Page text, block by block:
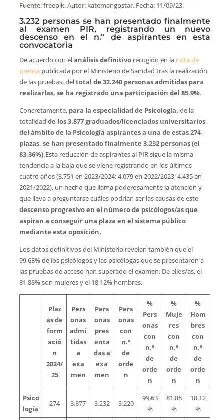
Fuente: freepik. Autor: katemangostar. Fecha: 11/09/23.
3.232 personas se han presentado finalmente
al examen PIR, registrando un nuevo
descenso en el n.º de aspirantes en esta
convocatoria
De acuerdo con elanálisis definitivo recogido en la nota de
prensa publicada por el Ministerio de Sanidad tras la realización
de las pruebas, deltotal de 32.240 personas admitidas para
realizarlas, se ha registrado una participación del 85,9%.
Concretamente, para la especialidad de Psicología, de la
totalidad de los 3.877 graduados/licenciados universitarios
del ámbito de la Psicología aspirantes a una de estas 274
plazas, se han presentado finalmente 3.232 personas (el
83,36%).Esta reducción de aspirantes al PIR sigue la misma
tendencia a la baja que se viene registrando en los últimos
cuatro años (3.751 en 2023/2024; 4.079 en 2022/2023; 4.435 en
2021/2022), un hecho que llama poderosamente la atención y
que lleva a preguntarse cuáles podrían ser las causas de este
descenso progresivo en el número de psicólogos/as que
aspiran a conseguir una plaza en el sistema público
mediante esta oposición.
Los datos definitivos del Ministerio revelan también que el
99,63% de los psicólogos y las psicólogas que se presentaron a
las pruebas de acceso han superado el examen. De ellos/as, el
81,88% son mujeres y el 18,12% hombres.
Plaz
as de
form
ació
n
2024/
25
Pers
onas
admi
tidas
a
exa
men
Pers
onas
pres
enta
das a
exa
men
Pers
onas
con
n.º
de
orde
n
%
Pers
onas
con
n.º
de
orde
n
%
Muje
res
con
n.º
de
orde
n
%
Hom
bres
con
n.º
de
orde
n
Psico
logía
274 3.877 3.232 3.220
99,63
%
81,88
%
18,12
%